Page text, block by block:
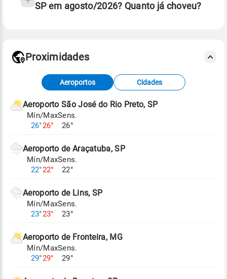
SP em agosto/2026? Quanto já choveu?
Fonte: dados combinados de estações
meteorológicas e satélite do Centro de Previsão
de Tempo e Estudos Climáticos (CPTEC).
Para obter mais informações sobre os dados
Proximidades
Aeroportos Cidades
Aeroporto São José do Rio Preto, SP
Mín/Max
26°26°
Sens.
26°
Aeroporto de Araçatuba, SP
Mín/Max
22°22°
Sens.
22°
Aeroporto de Lins, SP
Mín/Max
23°23°
Sens.
23°
Aeroporto de Fronteira, MG
Mín/Max
29°29°
Sens.
29°